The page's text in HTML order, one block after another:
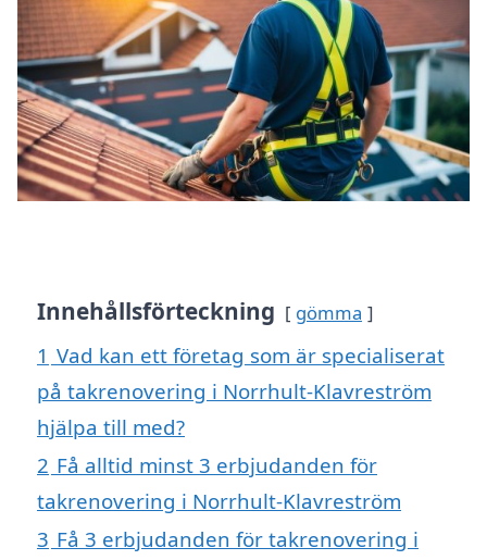
Innehållsförteckning gömma
1 Vad kan ett företag som är specialiserat
på takrenovering i Norrhult-Klavreström
hjälpa till med?
2 Få alltid minst 3 erbjudanden för
takrenovering i Norrhult-Klavreström
3 Få 3 erbjudanden för takrenovering i